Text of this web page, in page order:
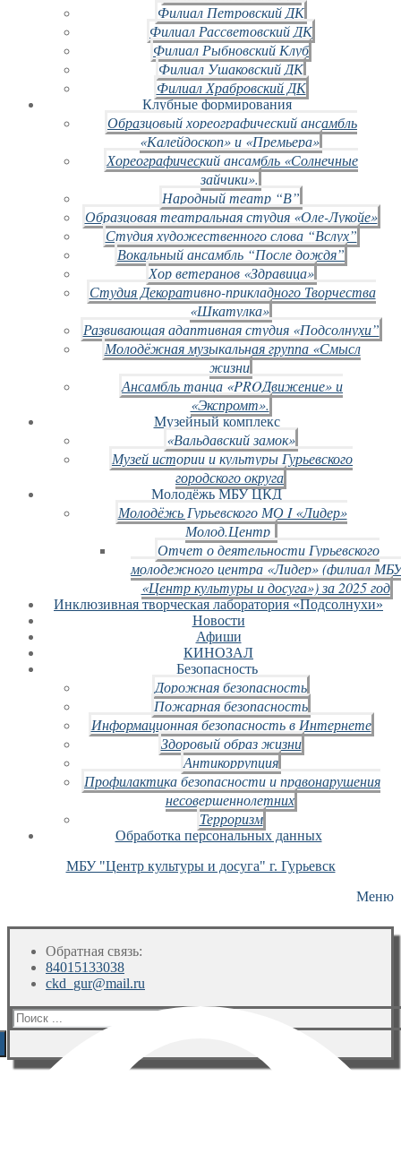
Филиал Петровский ДК
Филиал Рассветовский ДК
Филиал Рыбновский Клуб
Филиал Ушаковский ДК
Филиал Храбровский ДК
Клубные формирования
Образцовый хореографический ансамбль
«Калейдоскоп» и «Премьера»
Хореографический ансамбль «Солнечные
зайчики».
Народный театр “В”
Образцовая театральная студия «Оле-Лукойе»
Студия художественного слова “Вслух”
Вокальный ансамбль “После дождя”
Хор ветеранов «Здравица»
Студия Декоративно-прикладного Творчества
«Шкатулка»
Развивающая адаптивная студия «Подсолнухи”
Молодёжная музыкальная группа «Смысл
жизни
Ансамбль танца «PROДвижение» и
«Экспромт».
Музейный комплекс
«Вальдавский замок»
Музей истории и культуры Гурьевского
городского округа
Молодёжь МБУ ЦКД
Молодёжь Гурьевского МО I «Лидер»
Молод.Центр
Отчет о деятельности Гурьевского
молодежного центра «Лидер» (филиал
«Центр культуры и досуга») за 2025 год
Инклюзивная творческая лаборатория «Подсолнухи»
Новости
Афиши
КИНОЗАЛ
Безопасность
Дорожная безопасность
Пожарная безопасность
Информационная безопасность в Интернете
Здоровый образ жизни
Антикоррупция
Профилактика безопасности и правонарушения
несовершеннолетних
Терроризм
Обработка персональных данных
МБУ "Центр культуры и досуга" г. Гурьевск
Меню
Обратная связь:
84015133038
ckd_gur@mail.ru
Искать: